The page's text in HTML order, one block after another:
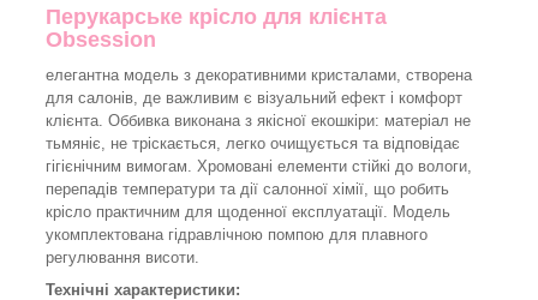
Перукарське крісло для клієнта
Obsession
елегантна модель з декоративними кристалами, створена
для салонів, де важливим є візуальний ефект і комфорт
клієнта. Оббивка виконана з якісної екошкіри: матеріал не
тьмяніє, не тріскається, легко очищується та відповідає
гігієнічним вимогам. Хромовані елементи стійкі до вологи,
перепадів температури та дії салонної хімії, що робить
крісло практичним для щоденної експлуатації. Модель
укомплектована гідравлічною помпою для плавного
регулювання висоти.
Технічні характеристики: